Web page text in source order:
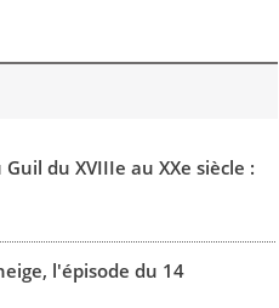
du XVIIIe au XXe siècle :
l'épisode du 14